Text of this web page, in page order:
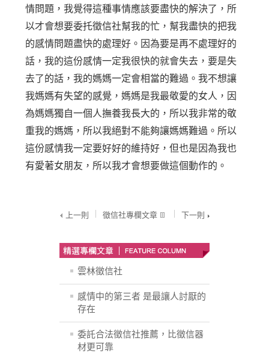
情問題，我覺得這種事情應該要盡快的解決了，所
以才會想要委托徵信社幫我的忙，幫我盡快的把我
的感情問題盡快的處理好。因為要是再不處理好的
話，我的這份感情一定我很快的就會失去，要是失
去了的話，我的媽媽一定會相當的難過。我不想讓
我媽媽有失望的感覺，媽媽是我最敬愛的女人，因
為媽媽獨自一個人撫養我長大的，所以我非常的敬
重我的媽媽，所以我絕對不能夠讓媽媽難過。所以
這份感情我一定要好好的維持好，但也是因為我也
有愛著女朋友，所以我才會想要做這個動作的。
上一則 徵信社專欄文章 下一則
雲林徵信社
感情中的第三者 是最讓人討厭的
存在
委託合法徵信社推薦，比徵信器
材更可靠